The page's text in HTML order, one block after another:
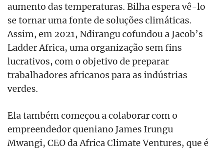
aumento das temperaturas. Bilha espera vê-lo
se tornar uma fonte de soluções climáticas.
Assim, em 2021, Ndirangu cofundou a Jacob’s
Ladder Africa, uma organização sem fins
lucrativos, com o objetivo de preparar
trabalhadores africanos para as indústrias
verdes.
Ela também começou a colaborar com o
empreendedor queniano James Irungu
Mwangi, CEO da Africa Climate Ventures, que é